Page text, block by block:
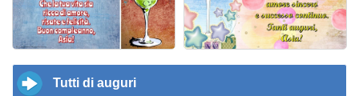
Tutti di auguri